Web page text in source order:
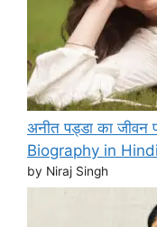
अनीत पड्डा का जीवन
Biography in Hindi
by Niraj Singh